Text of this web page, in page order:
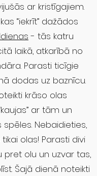
ar kristīgajiem.
“iekrīt” dažādos
- tās katru
laikā, atkarībā no
Parasti ticīgie
dodas uz baznīcu.
krāso olas
ar tām un
Nebaidieties,
olas! Parasti divi
pret olu un uzvar tas,
Šajā dienā noteikti